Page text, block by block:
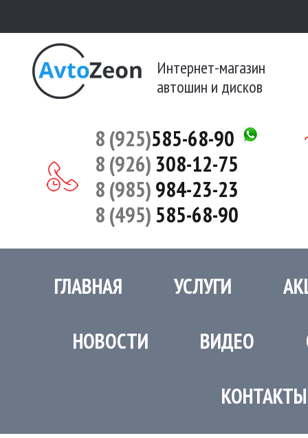
Интернет-магазин
автошин и дисков
8 (925)585-68-90
8 (926) 308-12-75
8 (985)984-23-23
8 (495)585-68-90
ГЛАВНАЯ УСЛУГИ
НОВОСТИ ВИДЕО
КОНТАКТЫ